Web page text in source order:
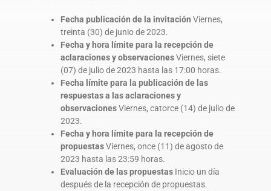
Fecha publicación de la invitación Viernes,
treinta (30) de junio de 2023.
Fecha y hora límite para la recepción de
aclaraciones y observacionesViernes, siete
(07) de julio de 2023 hasta las 17:00 horas.
Fecha límite para la publicación de las
respuestas a las aclaraciones y
observacionesViernes, catorce (14) de julio de
2023.
Fecha y hora límite para la recepción de
propuestasViernes, once (11) de agosto de
2023 hasta las 23:59 horas.
Evaluación de las propuestasInicio un día
después de la recepción de propuestas.